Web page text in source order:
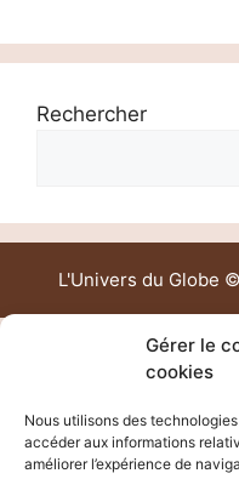
Gérer le
cookies
Nous utilisons des
accéder aux informations
améliorer l’expérience de
Rechercher
L'Univers du Globe